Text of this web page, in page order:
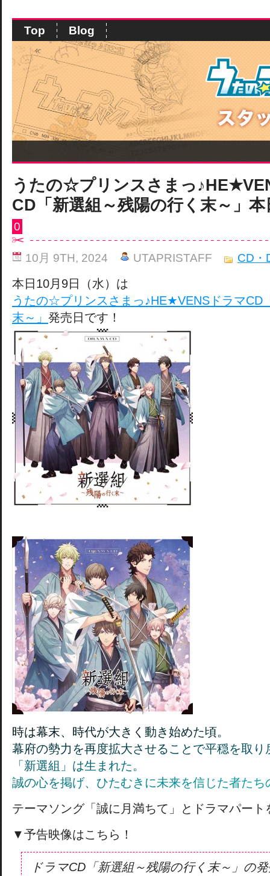
Top Blog
うたの☆プリンスさまっ
CD「新選組～残陽の行く末～」本
0
10月 9TH, 2024 UTAPRISTAFF CD・
本日10月9日（水）は
うたの☆プリンスさまっ♪HE★VENSドラマCD
末～」 発売日です！
時は幕末、 時代が大き く 動き始めた頃。
幕府の勢力 を再度拡大させるこ と で平穏を取 り
「 新選組 」 は生 ま れた。
誠の心を掲げ、 ひたむき に未来を信じた者たち
テーマソング「誠に月満ちて」とドラマパー
▼予告映像はこちら！
ドラマCD「新選組～残陽の行く末～」の